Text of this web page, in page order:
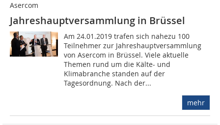
Asercom
Jahreshauptversammlung in Brüssel
Am 24.01.2019 trafen sich nahezu 100
Teilnehmer zur Jahreshauptversammlung
von Asercom in Brüssel. Viele aktuelle
Themen rund um die Kälte- und
Klimabranche standen auf der
Tagesordnung. Nach der...
mehr